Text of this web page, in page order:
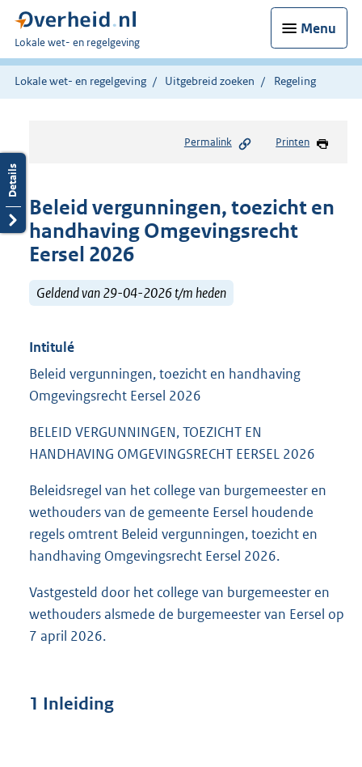
Menu
U
bent
hier:
Lokale wet- en regelgeving
Lokale wet- en regelgeving Uitgebreid zoeken Regeling
Permalink Printen
Beleid vergunningen, toezicht en
handhaving Omgevingsrecht
Eersel 2026
Geldend van 29-04-2026 t/m heden
Intitulé
Beleid vergunningen, toezicht en handhaving
Omgevingsrecht Eersel 2026
BELEID VERGUNNINGEN, TOEZICHT EN
HANDHAVING OMGEVINGSRECHT EERSEL 2026
Beleidsregel van het college van burgemeester en
wethouders van de gemeente Eersel houdende
regels omtrent Beleid vergunningen, toezicht en
handhaving Omgevingsrecht Eersel 2026.
Vastgesteld door het college van burgemeester en
wethouders alsmede de burgemeester van Eersel op
7 april 2026.
1 Inleiding